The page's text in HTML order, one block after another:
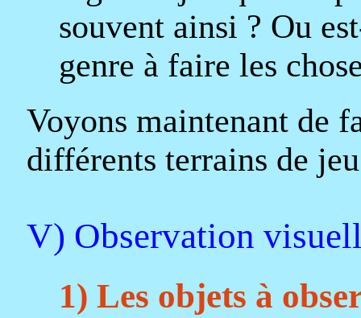
souvent ainsi ? Ou
genre à faire les
Voyons maintenant de
différents terrains de
V) Observation
1) Les objets à